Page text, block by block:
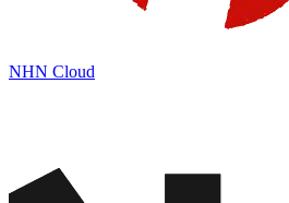
NHN Cloud